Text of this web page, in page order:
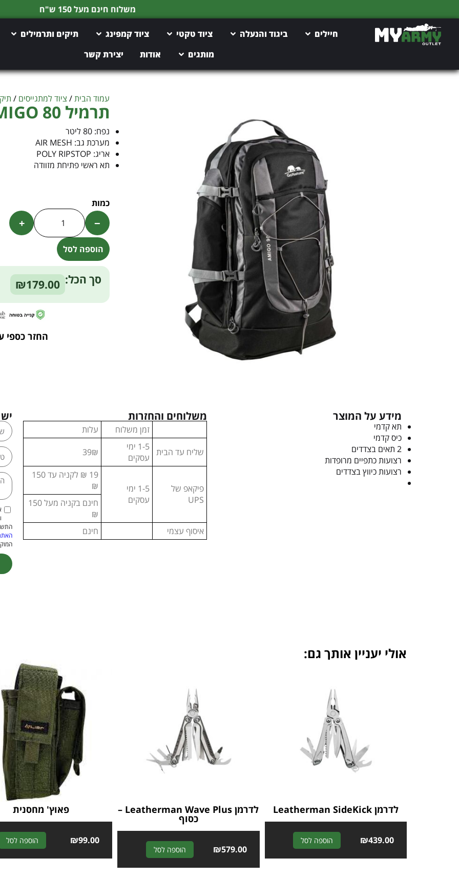
משלוח חינם מעל 150 ש"ח
חיילים ביגוד והנעלה ציוד טקטי ציוד קמפינג תיקים ותרמילים
מותגים
אודות יצירת קשר
עמוד הבית/ ציוד למתגייסים /
תרמיל AMIGO 80
נפח: 80 ליטר
מערכת גב: AIR MESH
אריג: POLY RIPSTOP
תא ראשי פתיחת מזוודה
−
+
הוספה לסל
Alternative:
סך הכל: ₪179.00
החזר כספי
מידע על המוצר
תא קדמי
כיס קדמי
2 תאים בצדדים
רצועות כתפיים מרופדות
רצועות כיווץ בצדדים
משלוחים והחזרות
זמן משלוח
עלות
שליח עד הבית
1-5 ימי
עסקים
39₪
פיקאפ של
UPS
1-5 ימי
עסקים
19 ₪ לקניה עד 150
₪
חינם בקניה מעל 150
₪
איסוף עצמי
חינם
התשמ"א–1981 (כולל
אולי יעניין אותך גם:
לדרמן Leatherman SideKick
₪439.00 הוספה לסל
l
t
לדרמן Leatherman Wave Plus –
כסוף
₪579.00 הוספה לסל
t
פאוץ' מחסנית
₪99.00 הוספה לסל